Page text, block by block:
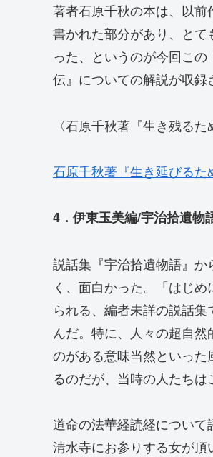
著者石原千秋の本は、以
書かれた部分があり、と
った、というのが今回こ
伝』についての解説が収録
〈石原千秋著『生き残る
石原千秋著『生き延びる
4．伊東玉美編/宇治拾遺物
説話集『宇治拾遺物語』
く、面白かった。「はじ
られる、編者未詳の説話
んだ。特に、人々の超自
のがある意味当然といった
るのだが、当時の人たちは
道命の法華経読経につい
清水寺にお参りする女が